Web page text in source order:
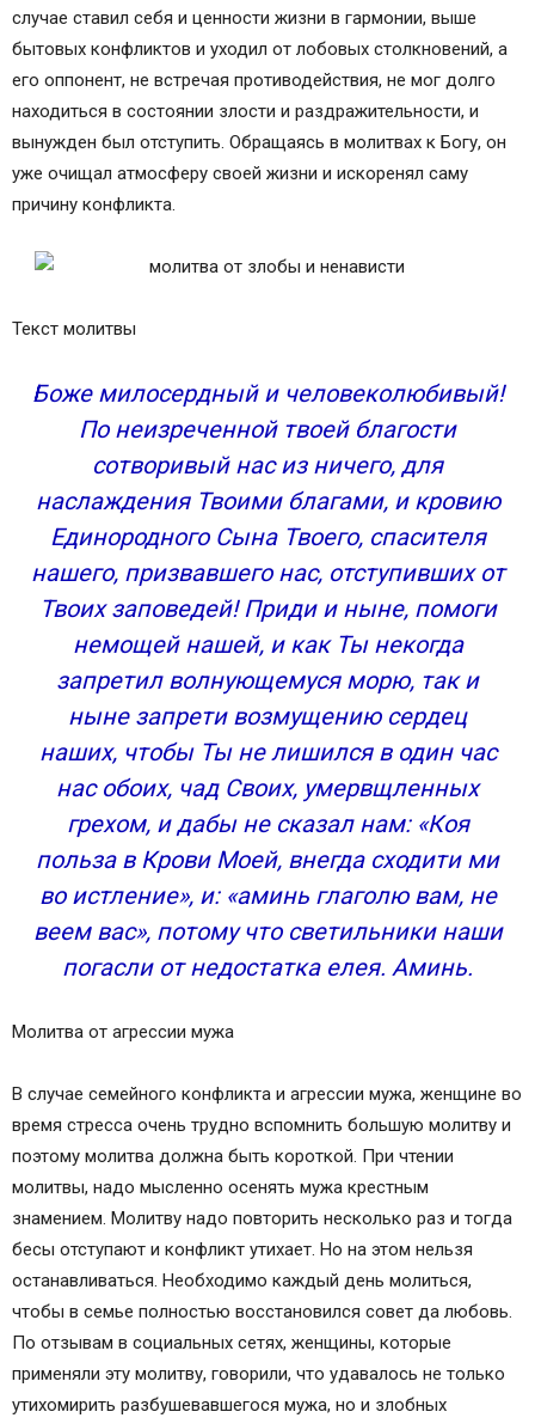
случае ставил себя и ценности жизни в гармонии, выше
бытовых конфликтов и уходил от лобовых столкновений, а
его оппонент, не встречая противодействия, не мог долго
находиться в состоянии злости и раздражительности, и
вынужден был отступить. Обращаясь в молитвах к Богу, он
уже очищал атмосферу своей жизни и искоренял саму
причину конфликта.
Текст молитвы
Боже милосердный и человеколюбивый!
По неизреченной твоей благости
сотворивый нас из ничего, для
наслаждения Твоими благами, и кровию
Единородного Сына Твоего, спасителя
нашего, призвавшего нас, отступивших от
Твоих заповедей! Приди и ныне, помоги
немощей нашей, и как Ты некогда
запретил волнующемуся морю, так и
ныне запрети возмущению сердец
наших, чтобы Ты не лишился в один час
нас обоих, чад Своих, умервщленных
грехом, и дабы не сказал нам: «Коя
польза в Крови Моей, внегда сходити ми
во истление», и: «аминь глаголю вам, не
веем вас», потому что светильники наши
погасли от недостатка елея. Аминь.
Молитва от агрессии мужа
В случае семейного конфликта и агрессии мужа, женщине во
время стресса очень трудно вспомнить большую молитву и
поэтому молитва должна быть короткой. При чтении
молитвы, надо мысленно осенять мужа крестным
знамением. Молитву надо повторить несколько раз и тогда
бесы отступают и конфликт утихает. Но на этом нельзя
останавливаться. Необходимо каждый день молиться,
чтобы в семье полностью восстановился совет да любовь.
По отзывам в социальных сетях, женщины, которые
применяли эту молитву, говорили, что удавалось не только
утихомирить разбушевавшегося мужа, но и злобных